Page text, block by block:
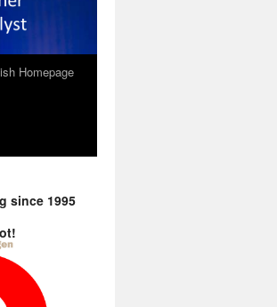
Homepage
since 1995